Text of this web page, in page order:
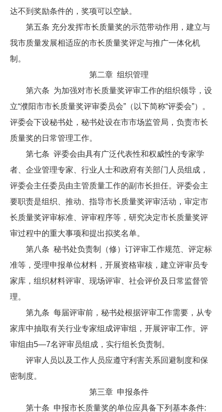
达不到奖励条件的，奖项可以空缺。
第五条 充分发挥市长质量奖的示范带动作用，建立与
我市质量发展相适应的市长质量奖评定与推广一体化机
制。
第二章 组织管理
第六条 为加强对市长质量奖评审工作的组织领导，设
立“濮阳市市长质量奖评审委员会”（以下简称“评委会”）。
评委会下设秘书处，秘书处设在市市场监管局，负责市长
质量奖的日常管理工作。
第七条 评委会由具有广泛代表性和权威性的专家学
者、企业管理专家、行业人士和政府有关部门人员组成，
评委会主任委员由主管质量工作的副市长担任。评委会主
要职责是组织、推动、指导市长质量奖评审活动，审定市
长质量奖评审标准、评审程序等，研究决定市长质量奖评
审过程中的重大事项和提出拟奖名单。
第八条 秘书处负责制（修）订评审工作规范、评定标
准等，受理申报单位材料，开展资格审核，建立评审员专
家库，组织材料评审、现场评审、社会评价及日常监督管
理。
第九条 每届评审前，秘书处根据评审工作需要，从专
家库中抽取有关行业专家组成评审组，开展评审工作。评
审组由5—7名评审员组成，实行组长负责制。
评审人员以及工作人员应遵守利害关系回避制度和保
密制度。
第三章 申报条件
第十条 申报市长质量奖的单位应具备下列基本条件: